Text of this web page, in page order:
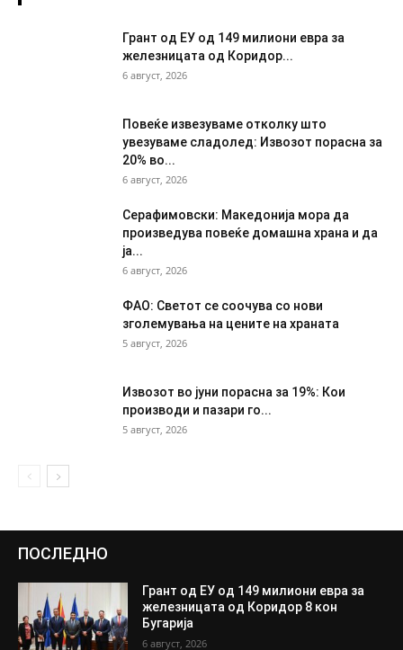
Грант од ЕУ од 149 милиони евра за
железницата од Коридор...
6 август, 2026
Повеќе извезуваме отколку што
увезуваме сладолед: Извозот порасна за
20% во...
6 август, 2026
Серафимовски: Македонија мора да
произведува повеќе домашна храна и да
ја...
6 август, 2026
ФАО: Светот се соочува со нови
зголемувања на цените на храната
5 август, 2026
Извозот во јуни порасна за 19%: Кои
производи и пазари го...
5 август, 2026
ПОСЛЕДНО
Грант од ЕУ од 149 милиони евра за
железницата од Коридор 8 кон
Бугарија
6 август, 2026